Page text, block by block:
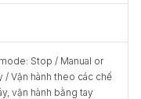
Stop / Manual or
/ Vận hành theo các chế
vận hành bằng tay